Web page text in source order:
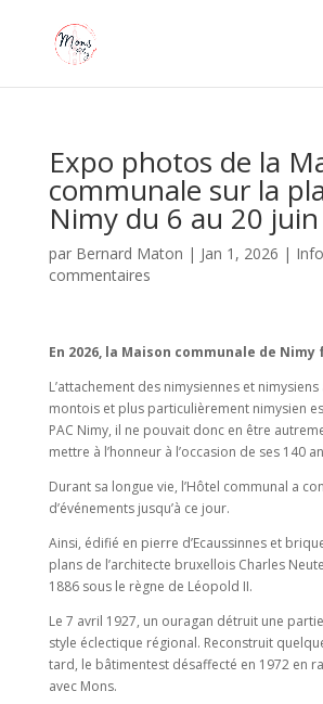
Expo photos de la
communale sur la
Nimy du 6 au 20
par Bernard Maton | Jan 1, 2026 |
commentaires
En 2026, la Maison communale de Nimy
L’attachement des nimysiennes et
montois et plus particulièrement nimysien
PAC Nimy, il ne pouvait donc en être
mettre à l’honneur à l’occasion de ses 140
Durant sa longue vie, l’Hôtel communal a
d’événements jusqu’à ce jour.
Ainsi, édifié en pierre d’Ecaussinnes et
plans de l’architecte bruxellois Charles
1886 sous le règne de Léopold II.
Le 7 avril 1927, un ouragan détruit une
style éclectique régional. Reconstruit
tard, le bâtimentest désaffecté en 1972 en
avec Mons.